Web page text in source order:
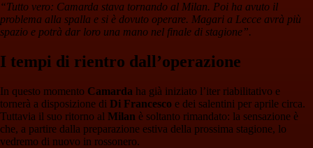
“Tutto vero: Camarda stava tornando al Milan. Poi ha avuto il
problema alla spalla e si è dovuto operare. Magari a Lecce avrà più
spazio e potrà dar loro una mano nel finale di stagione”.
I tempi di rientro dall’operazione
In questo momento Camarda ha già iniziato l’iter riabilitativo e
tornerà a disposizione di Di Francesco e dei salentini per aprile circa.
Tuttavia il suo ritorno al Milan è soltanto rimandato: la sensazione è
che, a partire dalla preparazione estiva della prossima stagione, lo
vedremo di nuovo in rossonero.